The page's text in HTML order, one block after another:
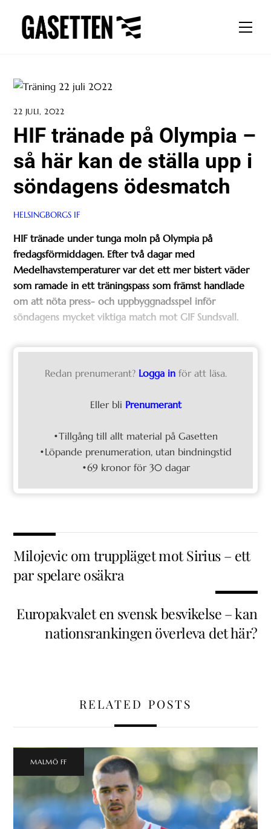
content
22 JULI, 2022
HIF tränade på Olympia –
så här kan de ställa upp i
söndagens ödesmatch
HELSINGBORGS IF
HIF tränade under tunga moln på Olympia på
fredagsförmiddagen. Efter två dagar med
Medelhavstemperaturer var det ett mer bistert väder
som ramade in ett träningspass som främst handlade
om att nöta press- och uppbyggnadsspel inför
söndagens mycket viktiga match mot GIF Sundsvall.
Redan prenumerant? Logga in för att läsa.
Eller bli Prenumerant
•Tillgång till allt material på Gasetten
•Löpande prenumeration, utan bindningstid
•69 kronor för 30 dagar
Milojevic om truppläget mot Sirius – ett
par spelare osäkra
Europakvalet en svensk besvikelse – kan
nationsrankingen överleva det här?
RELATED POSTS
MALMÖ FF